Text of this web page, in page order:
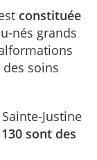
constituée
nés grands
soins
Justine
sont des